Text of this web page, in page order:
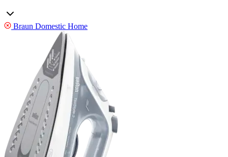
Braun Domestic Home